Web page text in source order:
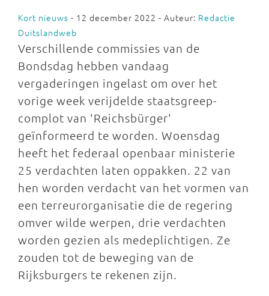
Kort nieuws - 12 december 2022 - Auteur: Redactie
Duitslandweb
Verschillende commissies van de
Bondsdag hebben vandaag
vergaderingen ingelast om over het
vorige week verijdelde staatsgreep-
complot van 'Reichsbürger'
geïnformeerd te worden. Woensdag
heeft het federaal openbaar ministerie
25 verdachten laten oppakken. 22 van
hen worden verdacht van het vormen van
een terreurorganisatie die de regering
omver wilde werpen, drie verdachten
worden gezien als medeplichtigen. Ze
zouden tot de beweging van de
Rijksburgers te rekenen zijn.